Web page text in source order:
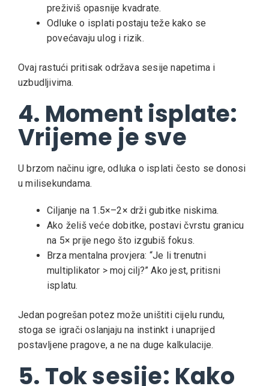
preživiš opasnije kvadrate.
Odluke o isplati postaju teže kako se
povećavaju ulog i rizik.
Ovaj rastući pritisak održava sesije napetima i
uzbudljivima.
4. Moment isplate:
Vrijeme je sve
U brzom načinu igre, odluka o isplati često se donosi
u milisekundama.
Ciljanje na 1.5×–2× drži gubitke niskima.
Ako želiš veće dobitke, postavi čvrstu granicu
na 5× prije nego što izgubiš fokus.
Brza mentalna provjera: “Je li trenutni
multiplikator > moj cilj?” Ako jest, pritisni
isplatu.
Jedan pogrešan potez može uništiti cijelu rundu,
stoga se igrači oslanjaju na instinkt i unaprijed
postavljene pragove, a ne na duge kalkulacije.
5. Tok sesije: Kako